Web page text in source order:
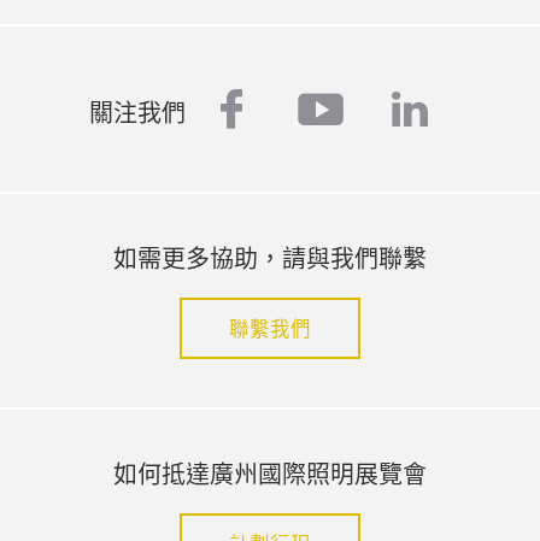
關注我們 facebook
youtube
如需更多協助，請與我們聯繫
聯繫我們
如何抵達廣州國際照明展覽會